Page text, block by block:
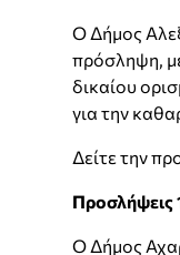
Ο Δήμος
πρόσληψη,
δικαίου
για την
Δείτε την
Ο Δήμος